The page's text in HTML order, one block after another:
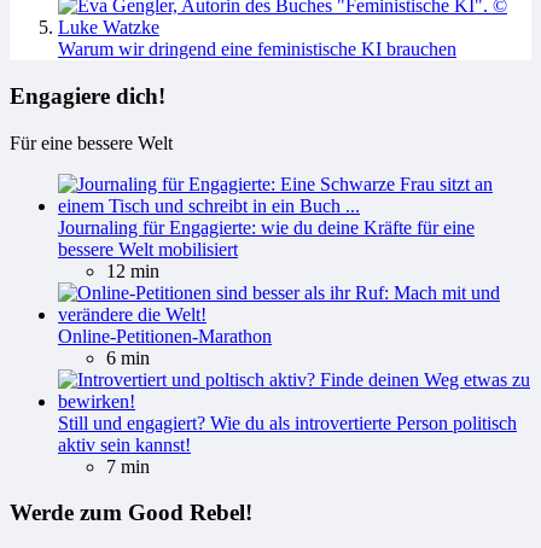
Warum wir dringend eine feministische KI brauchen
Engagiere dich!
Für eine bessere Welt
Journaling für Engagierte: wie du deine Kräfte für eine
bessere Welt mobilisiert
12 min
Online-Petitionen-Marathon
6 min
Still und engagiert? Wie du als introvertierte Person politisch
aktiv sein kannst!
7 min
Werde zum Good Rebel!